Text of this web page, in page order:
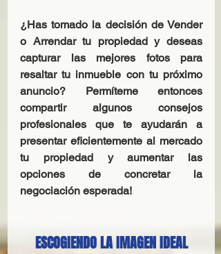
¿Has tomado la decisión de Vender
o Arrendar tu propiedad y deseas
capturar las mejores fotos para
resaltar tu inmueble con tu próximo
anuncio? Permíteme entonces
compartir algunos consejos
profesionales que te ayudarán a
presentar eficientemente al mercado
tu propiedad y aumentar las
opciones de concretar la
negociación esperada!
ESCOGIENDO LA IMAGEN IDEAL